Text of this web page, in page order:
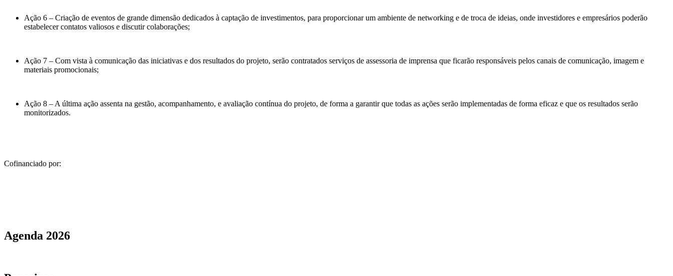
Ação 6 – Criação de eventos de grande dimensão dedicados à captação de investimentos, para proporcionar um ambiente de networking e de troca de ideias, onde investidores e empresários poderão
estabelecer contatos valiosos e discutir colaborações;
Ação 7 – Com vista à comunicação das iniciativas e dos resultados do projeto, serão contratados serviços de assessoria de imprensa que ficarão responsáveis pelos canais de comunicação, imagem e
materiais promocionais;
Ação 8 – A última ação assenta na gestão, acompanhamento, e avaliação contínua do projeto, de forma a garantir que todas as ações serão implementadas de forma eficaz e que os resultados serão
monitorizados.
Cofinanciado por:
Agenda 2026